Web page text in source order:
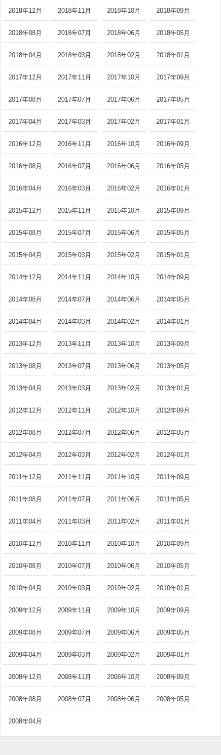
2018年12月 2018年11月 2018年10月 2018年09月
2018年08月 2018年07月 2018年06月 2018年05月
2018年04月 2018年03月 2018年02月 2018年01月
2017年12月 2017年11月 2017年10月 2017年09月
2017年08月 2017年07月 2017年06月 2017年05月
2017年04月 2017年03月 2017年02月 2017年01月
2016年12月 2016年11月 2016年10月 2016年09月
2016年08月 2016年07月 2016年06月 2016年05月
2016年04月 2016年03月 2016年02月 2016年01月
2015年12月 2015年11月 2015年10月 2015年09月
2015年08月 2015年07月 2015年06月 2015年05月
2015年04月 2015年03月 2015年02月 2015年01月
2014年12月 2014年11月 2014年10月 2014年09月
2014年08月 2014年07月 2014年06月 2014年05月
2014年04月 2014年03月 2014年02月 2014年01月
2013年12月 2013年11月 2013年10月 2013年09月
2013年08月 2013年07月 2013年06月 2013年05月
2013年04月 2013年03月 2013年02月 2013年01月
2012年12月 2012年11月 2012年10月 2012年09月
2012年08月 2012年07月 2012年06月 2012年05月
2012年04月 2012年03月 2012年02月 2012年01月
2011年12月 2011年11月 2011年10月 2011年09月
2011年08月 2011年07月 2011年06月 2011年05月
2011年04月 2011年03月 2011年02月 2011年01月
2010年12月 2010年11月 2010年10月 2010年09月
2010年08月 2010年07月 2010年06月 2010年05月
2010年04月 2010年03月 2010年02月 2010年01月
2009年12月 2009年11月 2009年10月 2009年09月
2009年08月 2009年07月 2009年06月 2009年05月
2009年04月 2009年03月 2009年02月 2009年01月
2008年12月 2008年11月 2008年10月 2008年09月
2008年08月 2008年07月 2008年06月 2008年05月
2008年04月